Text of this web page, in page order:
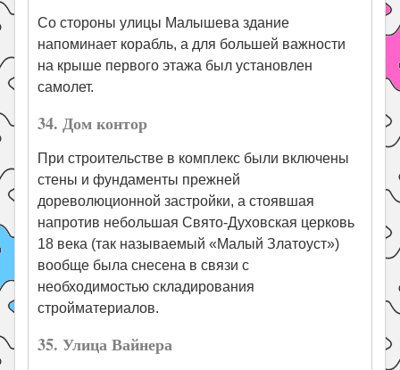
Со стороны улицы Малышева здание
напоминает корабль, а для большей важности
на крыше первого этажа был установлен
самолет.
34. Дом контор
При строительстве в комплекс были включены
стены и фундаменты прежней
дореволюционной застройки, а стоявшая
напротив небольшая Свято-Духовская церковь
18 века (так называемый «Малый Златоуст»)
вообще была снесена в связи с
необходимостью складирования
стройматериалов.
35. Улица Вайнера